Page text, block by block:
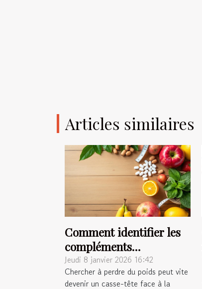
Articles similaires
Comment identifier les
compléments
alimentaires efficaces
pour la perte de poids ?
Jeudi 8 janvier 2026 16:42
Chercher à perdre du poids peut vite
devenir un casse-tête face à la